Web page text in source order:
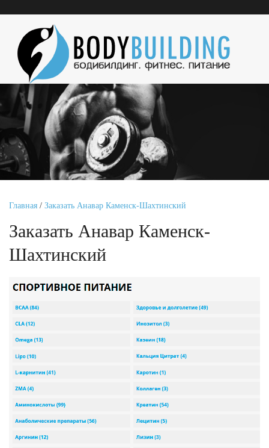
Главная / Заказать Анавар Каменск-Шахтинский
Заказать Анавар Каменск-
Шахтинский